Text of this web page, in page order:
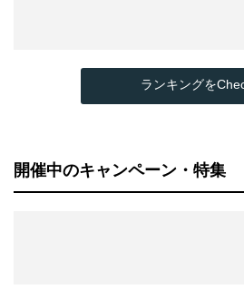
ランキングを
開催中のキャンペーン・特集